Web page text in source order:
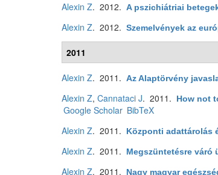
Alexin Z. 2012. A pszichiátriai
Alexin Z. 2012. Szemelvények az
2011
Alexin Z. 2011. Az Alaptörvény
Alexin Z, Cannataci J. 2011. How not
Google Scholar BibTeX
Alexin Z. 2011. Központi adattárolás
Alexin Z. 2011. Megszüntetésre váró
Alexin Z. 2011. Nagy magyar